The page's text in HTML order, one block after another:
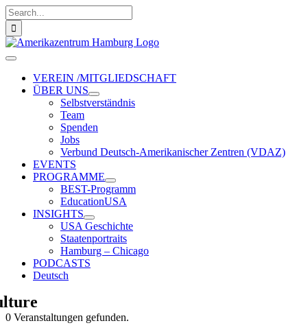
Zum
Inhalt
springen
Suche
nach:
Toggle
NavigationVEREIN /MITGLIEDSCHAFT
ÜBER UNS
Selbstverständnis
Team
Spenden
Jobs
Verbund Deutsch-Amerikanischer Zentren (VDAZ)
EVENTS
PROGRAMME
BEST-Programm
EducationUSA
INSIGHTS
USA Geschichte
Staatenportraits
Hamburg – Chicago
PODCASTS
Deutsch
0 Veranstaltungen gefunden.